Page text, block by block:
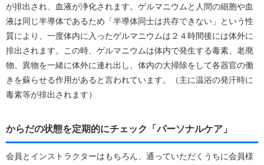
が排出され、血液が浄化されます。ゲルマニウムと人間の細胞や血
液は同じ半導体であるため「半導体同士は共存できない」という性
質により、一度体内に入ったゲルマニウムは２４時間後には体外に
排出されます。この時、ゲルマニウムは体内で発生する毒素、老廃
物、異物を一緒に体外に連れ出し、体内の大掃除をして各器官の働
きを蘇らせる作用があると言われています。（主に温浴の発汗時に
毒素等が排出されます）
からだの状態を定期的にチェック「パーソナルケア」
会員とインストラクターはもちろん、通っていただくうちに会員様